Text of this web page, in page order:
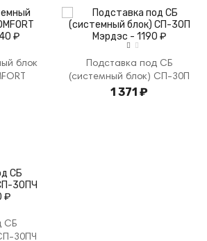
блок
Подставка под СБ
(системный блок) СП-30П
1 371 ₽
СБ
30ПЧ